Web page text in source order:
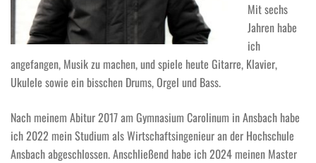
Mit sechs
Jahren habe
ich
angefangen, Musik zu machen, und spiele heute Gitarre, Klavier,
Ukulele sowie ein bisschen Drums, Orgel und Bass.
Nach meinem Abitur 2017 am Gymnasium Carolinum in Ansbach habe
ich 2022 mein Studium als Wirtschaftsingenieur an der Hochschule
Ansbach abgeschlossen. Anschließend habe ich 2024 meinen Master